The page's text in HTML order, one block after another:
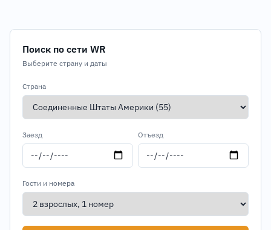
Поиск по сети WR
Выберите страну и даты
Страна
Заезд Отъезд
Гости и номера